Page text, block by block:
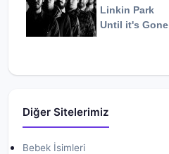
Linkin Park
Until it's Gone
Diğer Sitelerimiz
Bebek İsimleri